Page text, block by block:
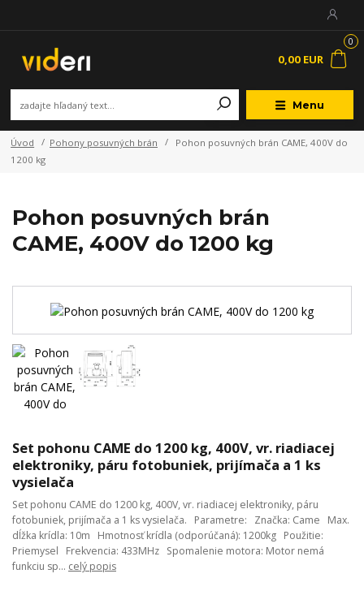
Menu
0
0,00 EUR
Úvod Pohony posuvných brán
Pohon posuvných brán CAME, 400V do
1200 kg
Pohon posuvných brán
CAME, 400V do 1200 kg
Set pohonu CAME do 1200 kg, 400V, vr. riadiacej
elektroniky, páru fotobuniek, prijímača a 1 ks
vysielača
Set pohonu CAME do 1200 kg, 400V, vr. riadiacej elektroniky, páru
fotobuniek, prijímača a 1 ks vysielača. Parametre: Značka: Came Max.
dĺžka krídla: 10m Hmotnosť krídla (odporúčaná): 1200kg Použitie:
Priemysel Frekvencia: 433MHz Spomalenie motora: Motor nemá
funkciu sp... celý popis